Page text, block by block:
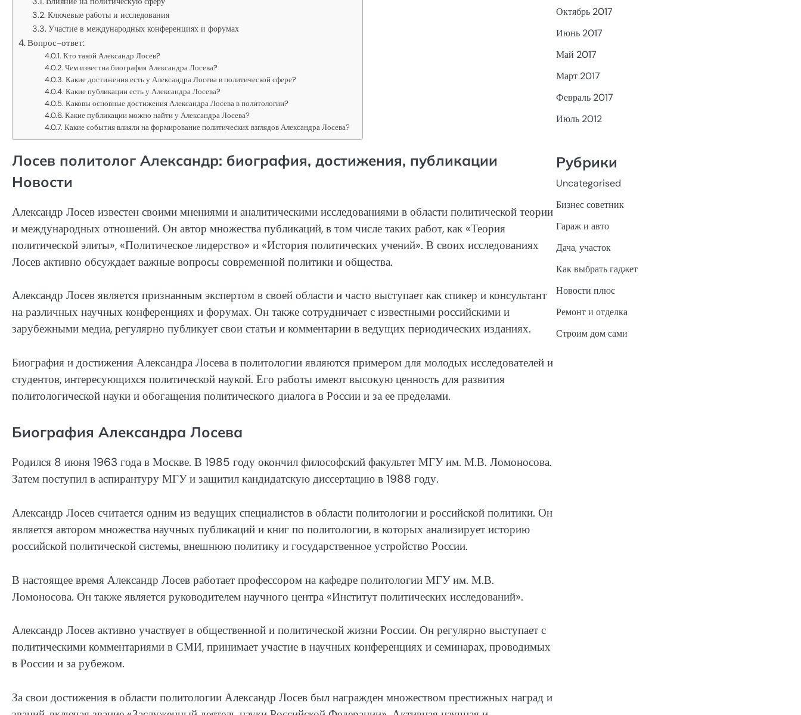
Ключевые работы и исследования
Участие в международных конференциях и форумах
Вопрос-ответ:
Кто такой Александр Лосев?
Чем известна биография Александра Лосева?
Какие достижения есть у Александра Лосева в политической сфере?
Какие публикации есть у Александра Лосева?
Каковы основные достижения Александра Лосева в политологии?
Какие публикации можно найти у Александра Лосева?
Какие события влияли на формирование политических взглядов Александра Лосева?
Лосев политолог Александр: биография, достижения, публикации
Новости
Александр Лосев известен своими мнениями и аналитическими исследованиями в области политической теории
и международных отношений. Он автор множества публикаций, в том числе таких работ, как «Теория
политической элиты», «Политическое лидерство» и «История политических учений». В своих исследованиях
Лосев активно обсуждает важные вопросы современной политики и общества.
Александр Лосев является признанным экспертом в своей области и часто выступает как спикер и консультант
на различных научных конференциях и форумах. Он также сотрудничает с известными российскими и
зарубежными медиа, регулярно публикует свои статьи и комментарии в ведущих периодических изданиях.
Биография и достижения Александра Лосева в политологии являются примером для молодых исследователей и
студентов, интересующихся политической наукой. Его работы имеют высокую ценность для развития
политологической науки и обогащения политического диалога в России и за ее пределами.
Биография Александра Лосева
Родился 8 июня 1963 года в Москве. В 1985 году окончил философский факультет МГУ им. М.В. Ломоносова.
Затем поступил в аспирантуру МГУ и защитил кандидатскую диссертацию в 1988 году.
Александр Лосев считается одним из ведущих специалистов в области политологии и российской политики. Он
является автором множества научных публикаций и книг по политологии, в которых анализирует историю
российской политической системы, внешнюю политику и государственное устройство России.
В настоящее время Александр Лосев работает профессором на кафедре политологии МГУ им. М.В.
Ломоносова. Он также является руководителем научного центра «Институт политических исследований».
Александр Лосев активно участвует в общественной и политической жизни России. Он регулярно выступает с
политическими комментариями в СМИ, принимает участие в научных конференциях и семинарах, проводимых
в России и за рубежом.
За свои достижения в области политологии Александр Лосев был награжден множеством престижных наград и
Октябрь 2017
Июнь 2017
Май 2017
Март 2017
Февраль 2017
Июль 2012
Рубрики
Uncategorised
Бизнес советник
Гараж и авто
Дача, участок
Как выбрать гаджет
Новости плюс
Ремонт и отделка
Строим дом сами